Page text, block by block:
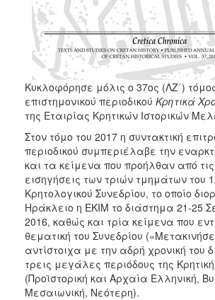
Κυκλοφόρησε μόλις ο 37ος (ΛΖ΄)
επιστημονικού περιοδικού Κρητικά
της Εταιρίας Κρητικών Ιστορικών
Στον τόμο του 2017 η συντακτική
περιοδικού συμπεριέλαβε την
και τα κείμενα που προήλθαν από τις
εισηγήσεις των τριών τμημάτων του
Κρητολογικού Συνεδρίου, το οποίο
Ηράκλειο η ΕΚΙΜ το διάστημα 21-25
2016, καθώς και τρία κείμενα που
θεματική του Συνεδρίου
αντίστοιχα με την αδρή χρονική του
τρεις μεγάλες περιόδους της
(Προϊστορική και Αρχαία Ελληνική,
Μεσαιωνική, Νεότερη).